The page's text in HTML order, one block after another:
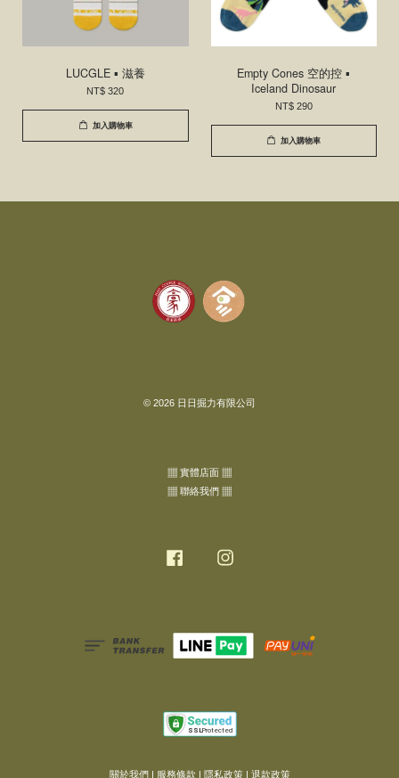
LUCGLE ▪ 滋養
NT$ 320
加入購物車
Empty Cones 空的控 ▪
Iceland Dinosaur
NT$ 290
加入購物車
© 2026 日日掘力有限公司
▦ 實體店面 ▦
▦ 聯絡我們 ▦
Facebook
關於我們| 服務條款 | 隱私政策| 退款政策